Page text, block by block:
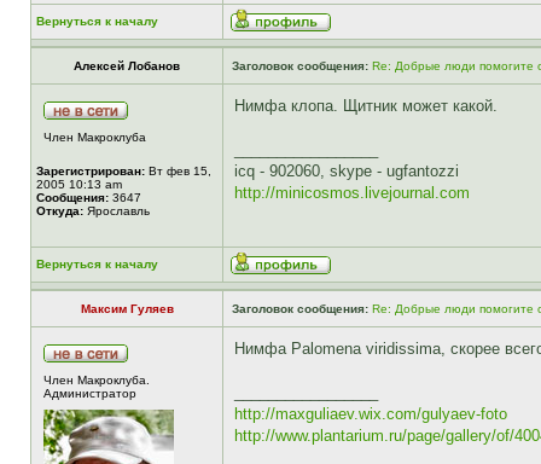
Вернуться к началу
Алексей Лобанов Заголовок сообщения: Re: Добрые люди помогите
Член Макроклуба
Зарегистрирован: Вт фев 15,
2005 10:13 am
Сообщения: 3647
Откуда: Ярославль
Нимфа клопа. Щитник может какой.
icq - 902060, skype - ugfantozzi
http://minicosmos.livejournal.com
Вернуться к началу
Максим Гуляев Заголовок сообщения: Re: Добрые люди помогите
Член Макроклуба.
Aдминистратор
Нимфа Palomena viridissima, скорее
http://maxguliaev.wix.com/gulyaev-foto
http://www.plantarium.ru/page/gallery/of/